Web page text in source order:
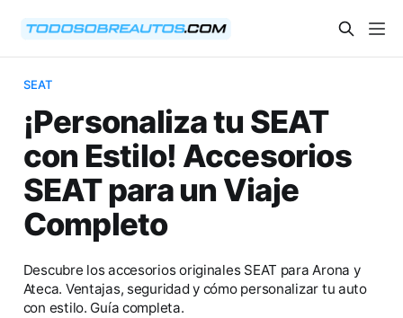
SEAT
¡Personaliza tu SEAT
con Estilo! Accesorios
SEAT para un Viaje
Completo
Descubre los accesorios originales SEAT para Arona y
Ateca. Ventajas, seguridad y cómo personalizar tu auto
con estilo. Guía completa.